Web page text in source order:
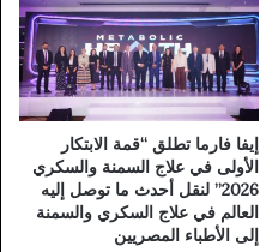
إيفا فارما تطلق “قمة الابتكار
الأولى في علاج السمنة والسكري
2026” لنقل أحدث ما توصل إليه
العالم في علاج السكري والسمنة
إلى الأطباء المصريين